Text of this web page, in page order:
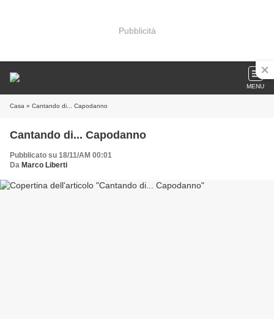
Pubblicità
MENU
Casa » Cantando di... Capodanno
Cantando di... Capodanno
Pubblicato su 18/11/AM 00:01
Da Marco Liberti